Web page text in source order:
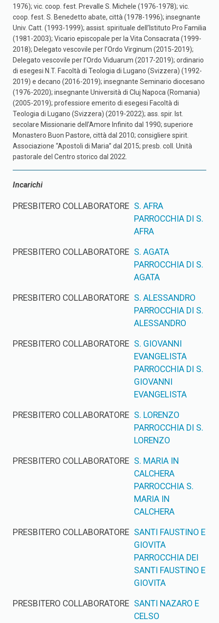
1976); vic. coop. fest. Prevalle S. Michele (1976-1978); vic.
coop. fest. S. Benedetto abate, città (1978-1996); insegnante
Univ. Catt. (1993-1999); assist. spirituale dell’Istituto Pro Familia
(1981-2003); Vicario episcopale per la Vita Consacrata (1999-
2018); Delegato vescovile per l’Ordo Virginum (2015-2019);
Delegato vescovile per l’Ordo Viduarum (2017-2019); ordinario
di esegesi N.T. Facoltà di Teologia di Lugano (Svizzera) (1992-
2019) e decano (2016-2019); insegnante Seminario diocesano
(1976-2020); insegnante Università di Cluj Napoca (Romania)
(2005-2019); professiore emerito di esegesi Facoltà di
Teologia di Lugano (Svizzera) (2019-2022); ass. spir. Ist.
secolare Missionarie dell’Amore Infinito dal 1990; superiore
Monastero Buon Pastore, città dal 2010; consigliere spirit.
Associazione “Apostoli di Maria” dal 2015; presb. coll. Unità
pastorale del Centro storico dal 2022.
Incarichi
PRESBITERO COLLABORATORE S. AFRA
PARROCCHIA DI S.
AFRA
PRESBITERO COLLABORATORE S. AGATA
PARROCCHIA DI S.
AGATA
PRESBITERO COLLABORATORE S. ALESSANDRO
PARROCCHIA DI S.
ALESSANDRO
PRESBITERO COLLABORATORE S. GIOVANNI
EVANGELISTA
PARROCCHIA DI S.
GIOVANNI
EVANGELISTA
PRESBITERO COLLABORATORE S. LORENZO
PARROCCHIA DI S.
LORENZO
PRESBITERO COLLABORATORE S. MARIA IN
CALCHERA
PARROCCHIA S.
MARIA IN
CALCHERA
PRESBITERO COLLABORATORE SANTI FAUSTINO E
GIOVITA
PARROCCHIA DEI
SANTI FAUSTINO E
GIOVITA
PRESBITERO COLLABORATORE SANTI NAZARO E
CELSO